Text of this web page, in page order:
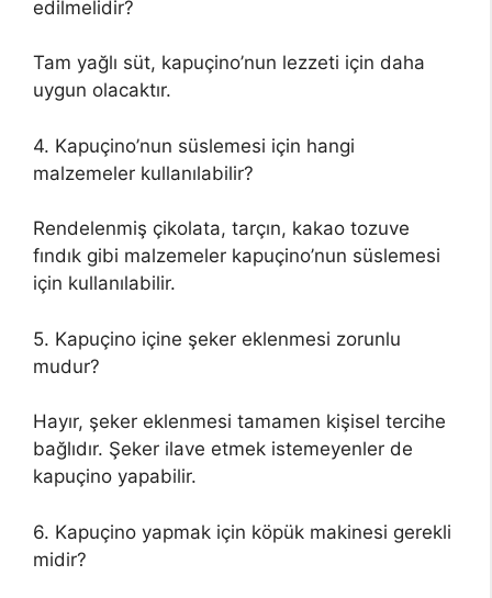
edilmelidir?
Tam yağlı süt, kapuçino’nun lezzeti için daha
uygun olacaktır.
4. Kapuçino’nun süslemesi için hangi
malzemeler kullanılabilir?
Rendelenmiş çikolata, tarçın, kakao tozuve
fındık gibi malzemeler kapuçino’nun süslemesi
için kullanılabilir.
5. Kapuçino içine şeker eklenmesi zorunlu
mudur?
Hayır, şeker eklenmesi tamamen kişisel tercihe
bağlıdır. Şeker ilave etmek istemeyenler de
kapuçino yapabilir.
6. Kapuçino yapmak için köpük makinesi gerekli
midir?